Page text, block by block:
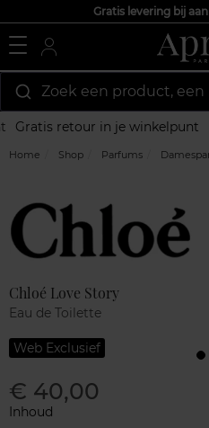
Gratis levering bij
Zoek een product, een
Gratis retour in je winkelpunt
Home Shop Parfums
Marque
Chloé Love Story
Eau de Toilette
Web Exclusief
€ 40,00
Inhoud